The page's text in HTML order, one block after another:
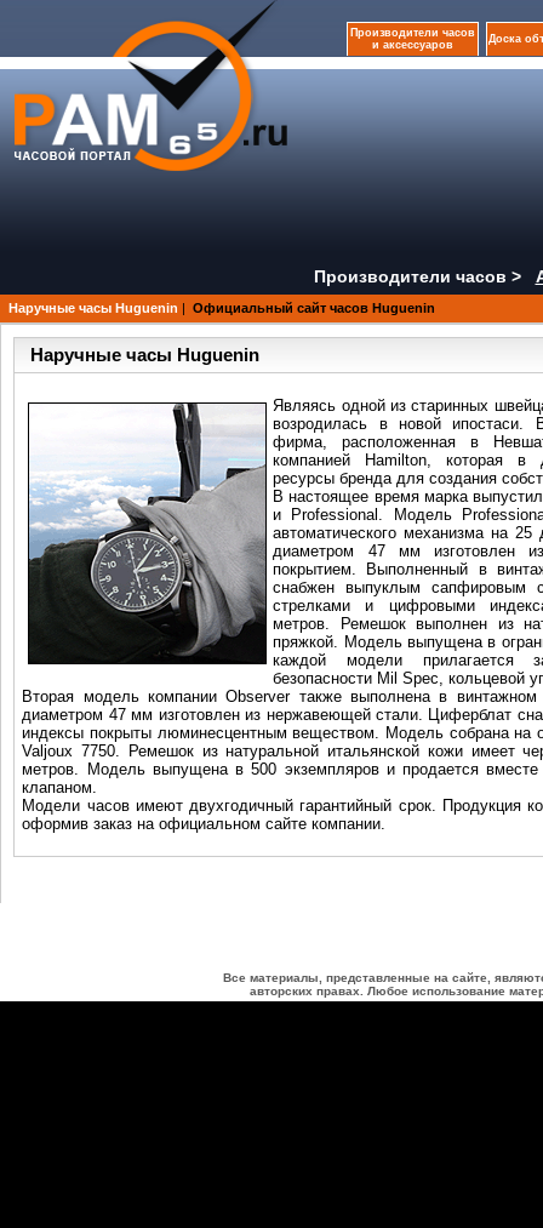
Производители часов
и аксессуаров
Доска
Производители часов >
Наручные часы Huguenin | Официальный сайт часов Huguenin
Наручные часы Huguenin
Являясь одной из старинных
возродилась в новой ипостаси.
фирма, расположенная в
компанией Hamilton, которая в
ресурсы бренда для создания
В настоящее время марка
и Professional. Модель
автоматического механизма на
диаметром 47 мм изготовлен
покрытием. Выполненный в
снабжен выпуклым сапфировым
стрелками и цифровыми
метров. Ремешок выполнен из
пряжкой. Модель выпущена в
каждой модели прилагается
безопасности Mil Spec, кольцевой
Вторая модель компании Observer также выполнена в
диаметром 47 мм изготовлен из нержавеющей стали. Циферблат
индексы покрыты люминесцентным веществом. Модель собрана на
Valjoux 7750. Ремешок из натуральной итальянской кожи имеет
метров. Модель выпущена в 500 экземпляров и продается
клапаном.
Модели часов имеют двухгодичный гарантийный срок. Продукция
оформив заказ на официальном сайте компании.
Все материалы, представленные на сайте,
авторских правах. Любое использование